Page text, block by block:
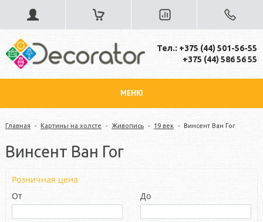
Тел.: +375 (44) 501-56-55
+375 (44) 586 56 55
МЕНЮ
Главная - Картины на холсте - Живопись - 19 век - Винсент Ван Гог
Винсент Ван Гог
Розничная цена
От
До